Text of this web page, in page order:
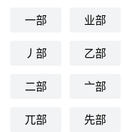
一部 业部
丿部 乙部
二部 亠部
兀部 先部